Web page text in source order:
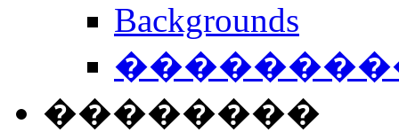
Backgrounds
��������